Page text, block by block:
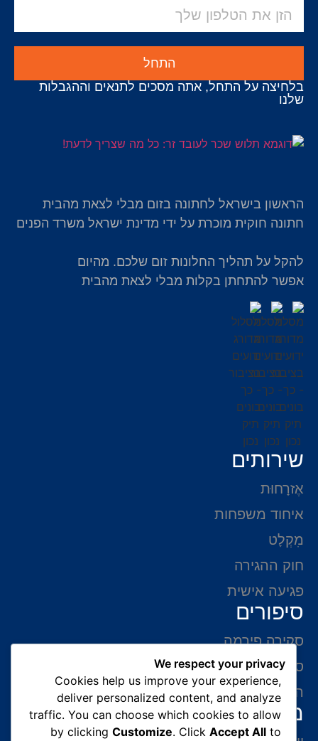
התחל
בלחיצה על התחל, אתה מסכים לתנאים וההגבלות
שלנו
הראשון בישראל לחתונה בזום מבלי לצאת מהבית
חתונה חוקית מוכרת על ידי מדינת ישראל משרד הפנים
להקל על תהליך החלונות זום שלכם. מהיום
אפשר להתחתן בקלות מבלי לצאת מהבית
שירותים
אֶזרָחוּת
איחוד משפחות
מִקְלָט
חוק ההגירה
פגיעה אישית
סיפורים
סקירה פירמה
סיפורי הצלחה
המלצות של לקוחות
מידע ליצירת קשר
We respect your privacy
Cookies help us improve your experience,
deliver personalized content, and analyze
traffic. You can choose which cookies to allow
by clickingCustomize. ClickAccept All to